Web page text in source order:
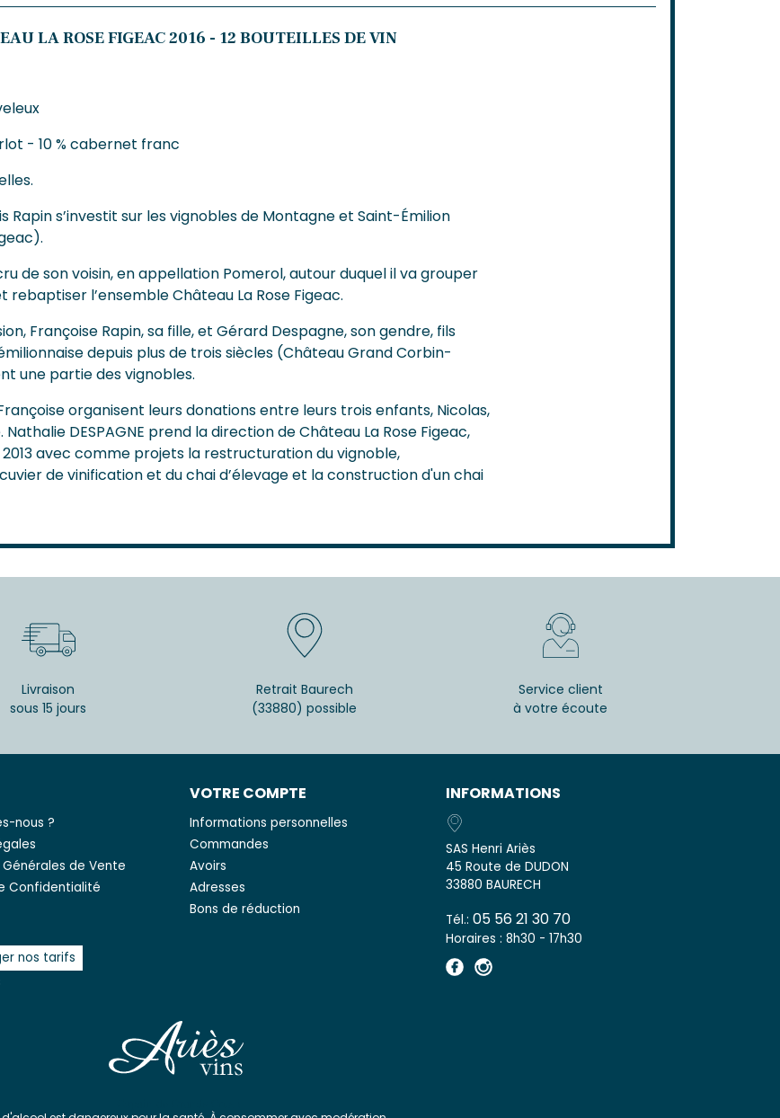
LA ROSE FIGEAC 2016 - 12 BOUTEILLES DE VIN
- 10 % cabernet franc
Rapin s’investit sur les vignobles de Montagne et Saint-Émilion
de son voisin, en appellation Pomerol, autour duquel il va grouper
rebaptiser l’ensemble Château La Rose Figeac.
Françoise Rapin, sa fille, et Gérard Despagne, son gendre, fils
depuis plus de trois siècles (Château Grand Corbin-
une partie des vignobles.
organisent leurs donations entre leurs trois enfants, Nicolas,
DESPAGNE prend la direction de Château La Rose Figeac,
2013 avec comme projets la restructuration du vignoble,
de vinification et du chai d’élevage et la construction d'un chai
Livraison
sous 15 jours
Retrait Baurech
(33880) possible
Service client
à votre écoute
nous ?
de Vente
Confidentialité
nos tarifs
VOTRE COMPTE
Informations personnelles
Commandes
Avoirs
Adresses
Bons de réduction
INFORMATIONS
SAS Henri Ariès
45 Route de DUDON
33880 BAURECH
Tél.: 05 56 21 30 70
Horaires : 8h30 - 17h30